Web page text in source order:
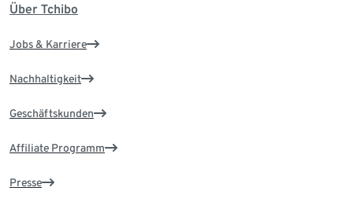
Über Tchibo
Jobs & Karriere
Nachhaltigkeit
Geschäftskunden
Affiliate Programm
Presse